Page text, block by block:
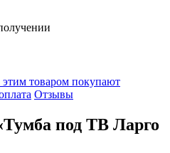
товаром покупают
Отзывы
под ТВ Ларго